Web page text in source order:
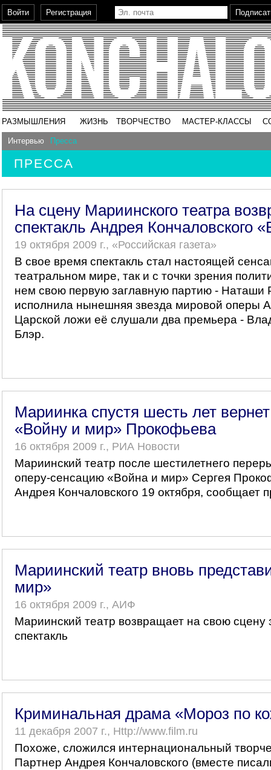
РАЗМЫШЛЕНИЯ ЖИЗНЬ ТВОРЧЕСТВО МАСТЕР-КЛАССЫ
Интервью Пресса
ПРЕССА
На сцену Мариинского театра
спектакль Андрея Кончаловского
19 октября 2009 г., «Российская газета»
В свое время спектакль стал настоящей
театральном мире, так и с точки зрения
нем свою первую заглавную партию - Наташи
исполнила нынешняя звезда мировой оперы
Царской ложи её слушали два премьера -
Блэр.
Мариинка спустя шесть лет
«Войну и мир» Прокофьева
16 октября 2009 г., РИА Новости
Мариинский театр после шестилетнего
оперу-сенсацию «Война и мир» Сергея
Андрея Кончаловского 19 октября, сообщает
Мариинский театр вновь
мир»
16 октября 2009 г., АИФ
Мариинский театр возвращает на свою сцену
спектакль
Криминальная драма «Мороз по
11 декабря 2007 г., Http://www.film.ru
Похоже, сложился интернациональный
Партнер Андрея Кончаловского (вместе